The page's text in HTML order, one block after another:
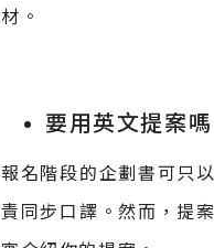
材。
要用英文提案嗎
報名階段的企劃書可只
責同步口譯。然而，提